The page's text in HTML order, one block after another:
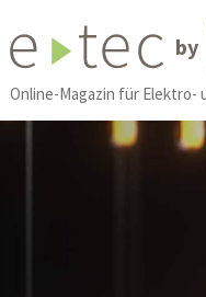
by
Online-Magazin für Elektro-